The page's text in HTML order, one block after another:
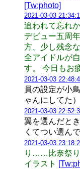
[Tw:photo]
2021-03-03
追われて忘れ
デビュー五周
方、少し残念
全アイドルが
す。 今日もお
2021-03-03
員の設定が小
ゃんにしてた）
2021-03-03
翼を選んだと
くてつい選ん
2021-03-03
り……比奈祭り
イラスト